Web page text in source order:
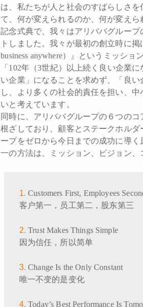
は、私たちが人と社会のすばらしさ
て、何が変えられるのか、何が変え
記念式典で、我々はアリババグルー
トしました。我々が最初の創立時に
business anywhere）』というミッシ
「102年（3世紀）以上続く良い企業
い企業」になることを求めず、「良
し、より多くの社会的責任を担い、
いと考えています。
同時に、アリババグループの６つの
根ざしており、顧客とステークホル
ープをゼロから今日までの成功に導
一の方法は、ミッション、ビジョン、
Customers First, Employees
客户第一，员工第二，股东第三
Trust Makes Things Simple
因为信任，所以简单
Change Is the Only Constant
唯一不变的是变化
Today’s Best Performance Is